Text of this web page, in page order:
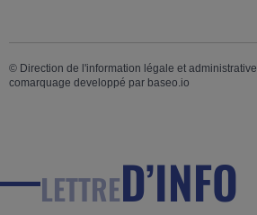
© Direction de l'information légale et administrative
comarquage developpé par baseo.io
LETTRED’INFO